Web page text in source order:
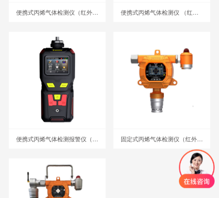
便携式丙烯气体检测仪（红外） MS500-C3H6 便携式丙烯气体检测仪 （红外）MS600-C3H6
便携式丙烯气体检测报警仪（红外） MS400-C3H6 固定式丙烯气体检测仪（红外） MIC-600-C3H6